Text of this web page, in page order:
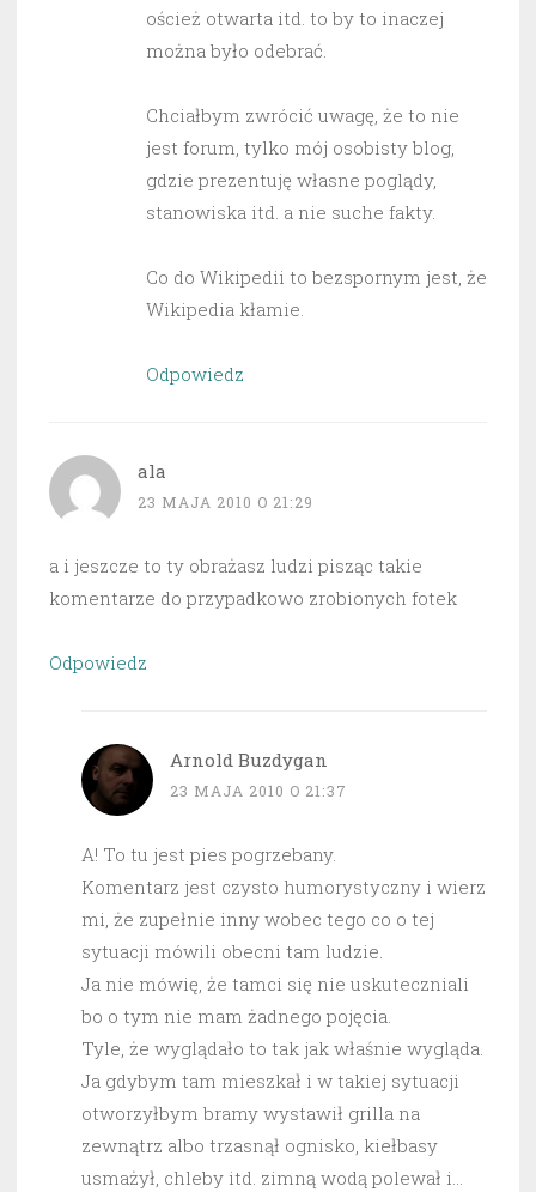
oścież otwarta itd. to by to inaczej
można było odebrać.
Chciałbym zwrócić uwagę, że to nie
jest forum, tylko mój osobisty blog,
gdzie prezentuję własne poglądy,
stanowiska itd. a nie suche fakty.
Co do Wikipedii to bezspornym jest, że
Wikipedia kłamie.
Odpowiedz
ala
23 MAJA 2010 O 21:29
a i jeszcze to ty obrażasz ludzi pisząc takie
komentarze do przypadkowo zrobionych fotek
Odpowiedz
Arnold Buzdygan
23 MAJA 2010 O 21:37
A! To tu jest pies pogrzebany.
Komentarz jest czysto humorystyczny i wierz
mi, że zupełnie inny wobec tego co o tej
sytuacji mówili obecni tam ludzie.
Ja nie mówię, że tamci się nie uskuteczniali
bo o tym nie mam żadnego pojęcia.
Tyle, że wyglądało to tak jak właśnie wygląda.
Ja gdybym tam mieszkał i w takiej sytuacji
otworzyłbym bramy wystawił grilla na
zewnątrz albo trzasnął ognisko, kiełbasy
usmażył, chleby itd. zimną wodą polewał i…